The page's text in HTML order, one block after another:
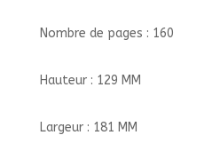
Nombre de pages : 160
Hauteur : 129 MM
Largeur : 181 MM